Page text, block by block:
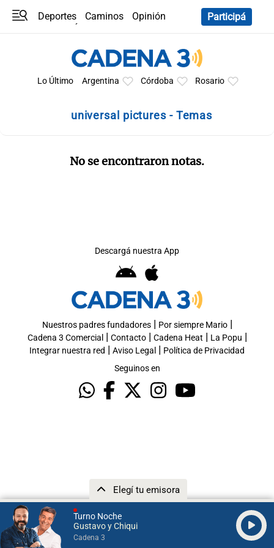
Turno Noche
Gustavo y Chiqui
Cadena 3
Elegí tu emisora
Deportes Caminos
Opinión
Participá
Lo Último Argentina Córdoba Rosario
universal pictures - Temas
No se encontraron notas.
Descargá nuestra App
Nuestros padres fundadores| Por siempre Mario|
Cadena 3 Comercial | Contacto| Cadena Heat | La Popu |
Integrar nuestra red | Aviso Legal | Política de Privacidad
Seguinos en